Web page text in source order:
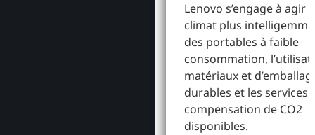
Lenovo s’engage à agir
climat plus
des portables à faible
consommation,
matériaux et
durables et les services
compensation de CO2
disponibles.